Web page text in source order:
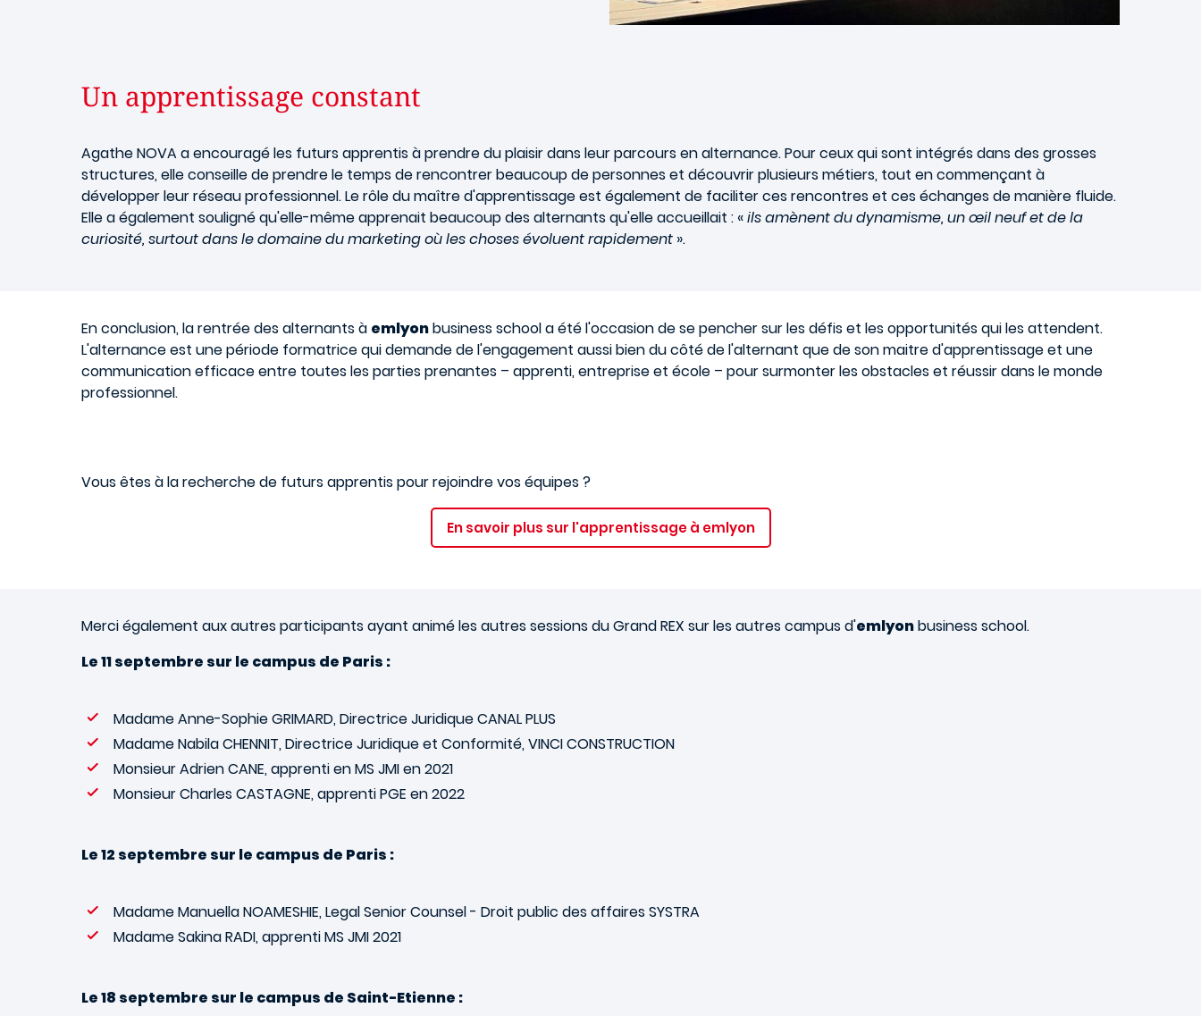
Un apprentissage constant
Agathe NOVA a encouragé les futurs apprentis à prendre du plaisir dans leur parcours en alternance. Pour ceux qui sont intégrés dans des grosses
structures, elle conseille de prendre le temps de rencontrer beaucoup de personnes et découvrir plusieurs métiers, tout en commençant à
développer leur réseau professionnel. Le rôle du maître d'apprentissage est également de faciliter ces rencontres et ces échanges de manière fluide.
Elle a également souligné qu'elle-même apprenait beaucoup des alternants qu'elle accueillait : «ils amènent du dynamisme, un œil neuf et de la
curiosité, surtout dans le domaine du marketing où les choses évoluent rapidement ».
En conclusion, la rentrée des alternants à emlyonbusiness school a été l'occasion de se pencher sur les défis et les opportunités qui les attendent.
L'alternance est une période formatrice qui demande de l'engagement aussi bien du côté de l'alternant que de son maitre d'apprentissage et une
communication efficace entre toutes les parties prenantes – apprenti, entreprise et école – pour surmonter les obstacles et réussir dans le monde
professionnel.
Vous êtes à la recherche de futurs apprentis pour rejoindre vos équipes ?
En savoir plus sur l'apprentissage à emlyon
Merci également aux autres participants ayant animé les autres sessions du Grand REX sur les autres campus d'emlyonbusiness school.
Le 11 septembre sur le campus de Paris :
Madame Anne-Sophie GRIMARD, Directrice Juridique CANAL PLUS
Madame Nabila CHENNIT, Directrice Juridique et Conformité, VINCI CONSTRUCTION
Monsieur Adrien CANE, apprenti en MS JMI en 2021
Monsieur Charles CASTAGNE, apprenti PGE en 2022
Le 12 septembre sur le campus de Paris :
Madame Manuella NOAMESHIE, Legal Senior Counsel - Droit public des affaires SYSTRA
Madame Sakina RADI, apprenti MS JMI 2021
Le 18 septembre sur le campus de Saint-Etienne :